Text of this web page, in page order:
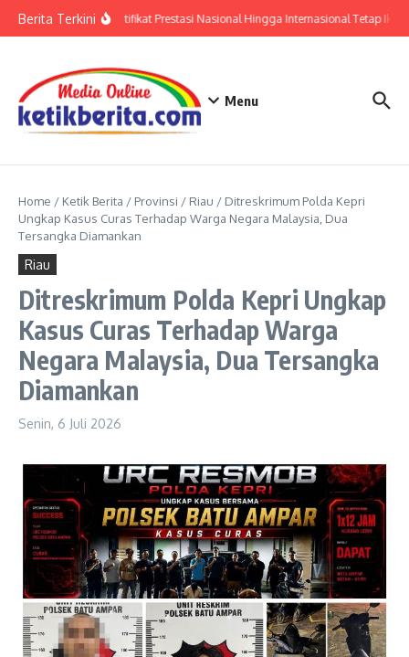
Berita TerkiniPolri: Sertifikat Prestasi Nasional Hingga Internasional Tetap Ikuti
Menu
Home / Ketik Berita / Provinsi / Riau / Ditreskrimum Polda Kepri
Ungkap Kasus Curas Terhadap Warga Negara Malaysia, Dua
Tersangka Diamankan
Riau
Ditreskrimum Polda Kepri Ungkap
Kasus Curas Terhadap Warga
Negara Malaysia, Dua Tersangka
Diamankan
Senin, 6 Juli 2026